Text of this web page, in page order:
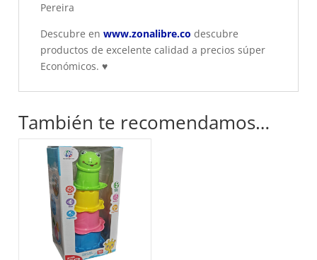
Pereira
Descubre en www.zonalibre.co descubre
productos de excelente calidad a precios súper
Económicos. ♥
También te recomendamos…